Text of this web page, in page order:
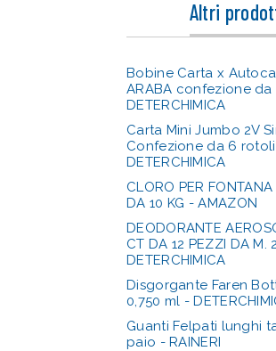
Altri
Bobine Carta x
ARABA confezione da
DETERCHIMICA
Carta Mini Jumbo 2V
Confezione da 6
DETERCHIMICA
CLORO PER FONTANA
DA 10 KG - AMAZON
DEODORANTE
CT DA 12 PEZZI DA M.
DETERCHIMICA
Disgorgante Faren
0,750 ml -
Guanti Felpati lunghi
paio - RAINERI